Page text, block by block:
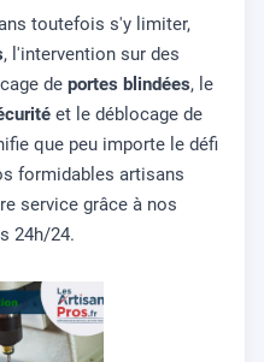
toutefois s'y limiter,
, l'intervention sur des
de portes blindées, le
et le déblocage de
que peu importe le défi
formidables artisans
service grâce à nos
24h/24.